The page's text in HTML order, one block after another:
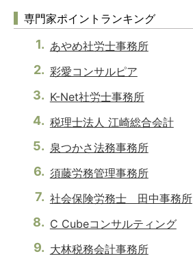
専門家ポイントランキング
あやめ社労士事務所
彩愛コンサルピア
K-Net社労士事務所
税理士法人 江崎総合会計
泉つかさ法務事務所
須藤労務管理事務所
社会保険労務士 田中事務所
C Cubeコンサルティング
大林税務会計事務所